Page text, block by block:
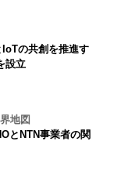
の共創を推進す
設立
地図
とNTN事業者の関